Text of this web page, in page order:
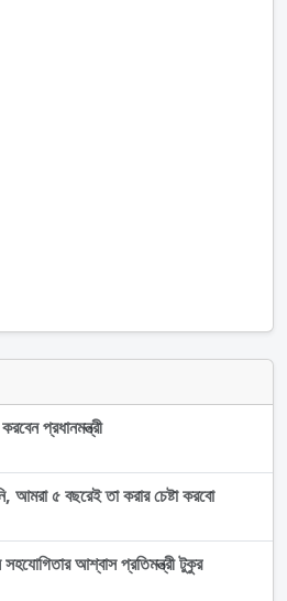
প্রধানমন্ত্রী
আমরা ৫ বছরেই তা করার চেষ্টা করবো
সহযোগিতার আশ্বাস প্রতিমন্ত্রী টুকুর